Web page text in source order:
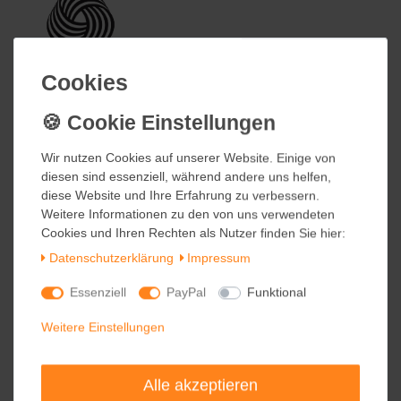
Cookies
Wir nutzen Cookies auf unserer Website. Einige von
diesen sind essenziell, während andere uns helfen,
diese Website und Ihre Erfahrung zu verbessern.
Weitere Informationen zu den von uns verwendeten
Cookies und Ihren Rechten als Nutzer finden Sie hier:
Daten­schutz­erklärung
Impressum
Essenziell PayPal Funktional
Weitere Einstellungen
Alle akzeptieren
Cookies
Wir nutzen Cookies auf unserer Website. Einige von
diesen sind essenziell, während andere uns helfen,
diese Website und Ihre Erfahrung zu verbessern.
Weitere Informationen zu den von uns verwendeten
Cookies und Ihren Rechten als Nutzer finden Sie hier:
Daten­schutz­erklärung
Impressum
Essenziell PayPal Funktional
Weitere Einstellungen
Alle akzeptieren